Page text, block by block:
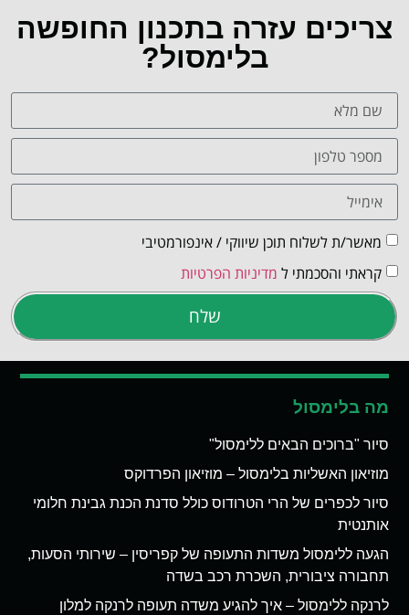
צריכים עזרה בתכנון החופשה
בלימסול?
מאשר/ת לשלוח תוכן שיווקי / אינפורמטיבי
קראתי והסכמתי ל מדיניות הפרטיות
שלח
מה בלימסול
סיור "ברוכים הבאים ללימסול"
מוזיאון האשליות בלימסול – מוזיאון הפרדוקס
סיור לכפרים של הרי הטרודוס כולל סדנת הכנת גבינת חלומי
אותנטית
הגעה ללימסול משדות התעופה של קפריסין – שירותי הסעות,
תחבורה ציבורית, השכרת רכב בשדה
לרנקה ללימסול – איך להגיע משדה תעופה לרנקה למלון